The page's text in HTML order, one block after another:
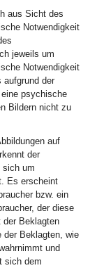
aus Sicht des
Notwendigkeit
jeweils um
Notwendigkeit
der
psychische
Bildern nicht zu
auf
der
sich um
Es erscheint
bzw. ein
der diese
der Beklagten
der Beklagten, wie
und
sich dem